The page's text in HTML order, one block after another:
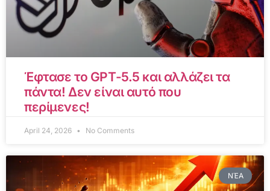
Έφτασε το GPT-5.5 και αλλάζει τα
πάντα! Δεν είναι αυτό που
περίμενες!
April 24, 2026 No Comments
ΝΈΑ